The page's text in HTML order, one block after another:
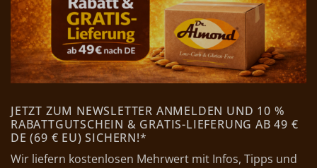
JETZT ZUM NEWSLETTER ANMELDEN UND 10 %
RABATTGUTSCHEIN & GRATIS-LIEFERUNG AB 49 €
DE (69 € EU) SICHERN!*
Wir liefern kostenlosen Mehrwert mit Infos, Tipps und